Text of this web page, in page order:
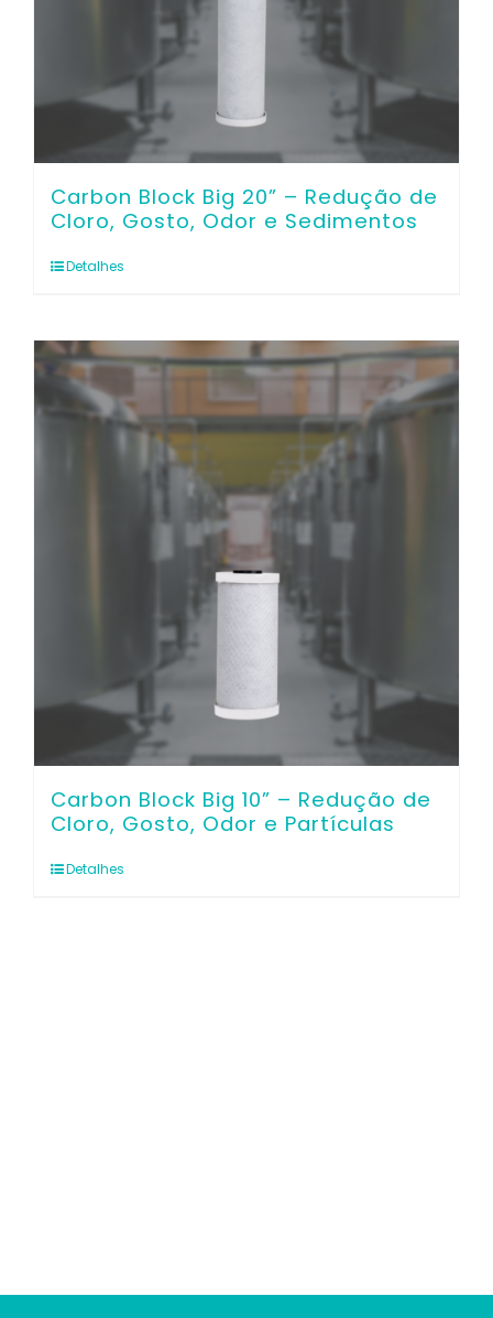
Carbon Block Big 20” – Redução de
Cloro, Gosto, Odor e Sedimentos
Detalhes
Carbon Block Big 10” – Redução de
Cloro, Gosto, Odor e Partículas
Detalhes